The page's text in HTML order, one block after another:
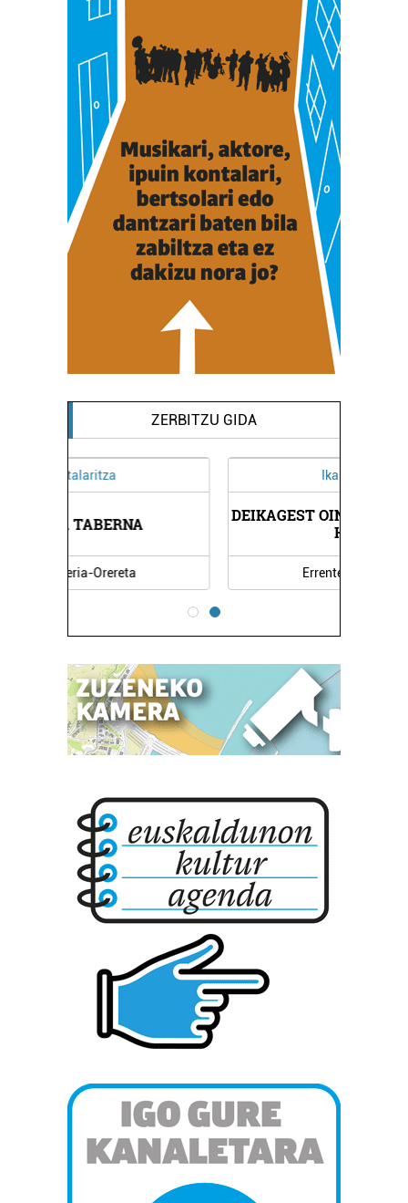
ZERBITZU GIDA
DEIKAGEST OINARRIZKO LANBIDE